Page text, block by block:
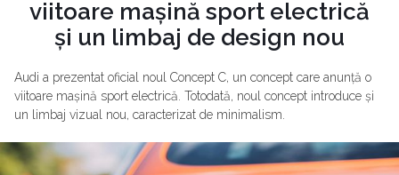
viitoare mașină sport electrică
și un limbaj de design nou
Audi a prezentat oficial noul Concept C, un concept care anunță o
viitoare mașină sport electrică. Totodată, noul concept introduce și
un limbaj vizual nou, caracterizat de minimalism.